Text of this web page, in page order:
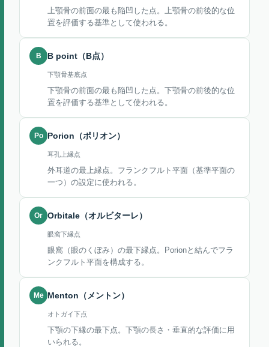
上顎骨の前面の最も陥凹した点。上顎骨の前後的な位
置を評価する基準として使われる。
B B point（B点）
下顎骨基底点
下顎骨の前面の最も陥凹した点。下顎骨の前後的な位
置を評価する基準として使われる。
Po Porion（ポリオン）
耳孔上縁点
外耳道の最上縁点。フランクフルト平面（基準平面の
一つ）の設定に使われる。
Or Orbitale（オルビターレ）
眼窩下縁点
眼窩（眼のくぼみ）の最下縁点。Porionと結んでフラ
ンクフルト平面を構成する。
Me Menton（メントン）
オトガイ下点
下顎の下縁の最下点。下顎の長さ・垂直的な評価に用
いられる。